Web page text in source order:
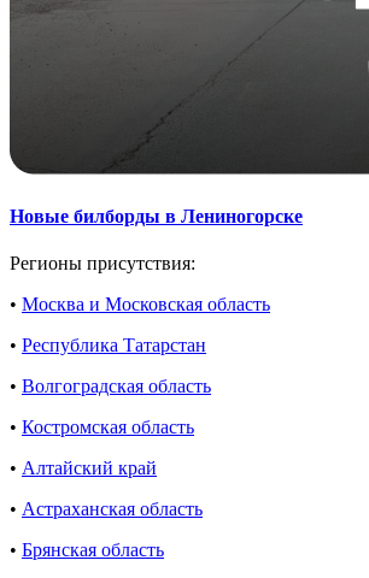
Новые билборды в Лениногорске
Регионы присутствия:
• Москва и Московская область
• Республика Татарстан
• Волгоградская область
• Костромская область
• Алтайский край
• Астраханская область
• Брянская область